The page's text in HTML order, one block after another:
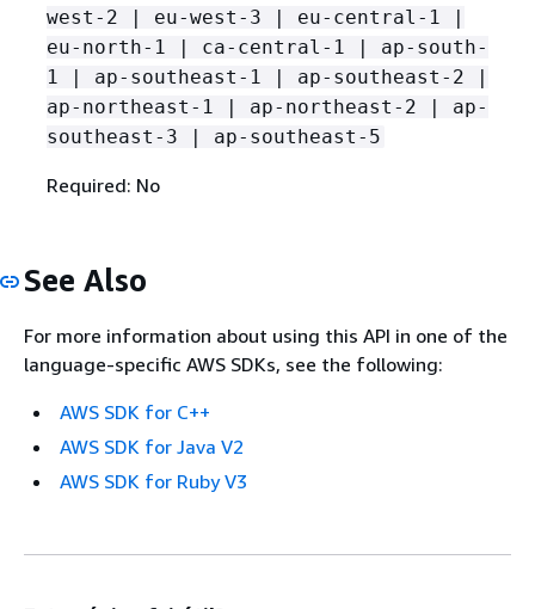
west-2 | eu-west-3 | eu-central-1 |
eu-north-1 | ca-central-1 | ap-south-
1 | ap-southeast-1 | ap-southeast-2 |
ap-northeast-1 | ap-northeast-2 | ap-
southeast-3 | ap-southeast-5
Required: No
See Also
For more information about using this API in one of the
language-specific AWS SDKs, see the following:
AWS SDK for C++
AWS SDK for Java V2
AWS SDK for Ruby V3